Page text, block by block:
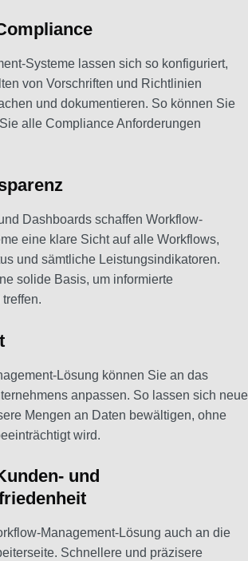
Systeme lassen sich so konfiguriert,
von Vorschriften und Richtlinien
und dokumentieren. So können Sie
alle Compliance Anforderungen
Dashboards schaffen Workflow-
eine klare Sicht auf alle Workflows,
und sämtliche Leistungsindikatoren.
solide Basis, um informierte
Lösung können Sie an das
anpassen. So lassen sich neue
Mengen an Daten bewältigen, ohne
wird.
und
Management-Lösung auch an die
Schnellere und präzisere